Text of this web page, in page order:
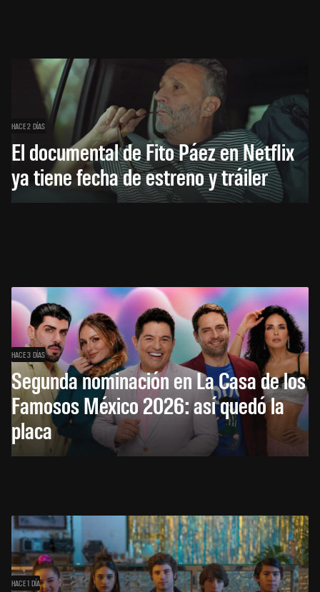
HACE 2 DÍAS
El documental de Fito Páez en Netflix
ya tiene fecha de estreno y tráiler
HACE 3 DÍAS
Segunda nominación en La Casa de los
Famosos México 2026: así quedó la
placa
HACE 1 DÍA